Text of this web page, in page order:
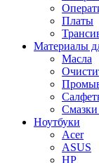
Платы
Материалы
Масла
Смазки
Ноутбуки
Acer
ASUS
HP